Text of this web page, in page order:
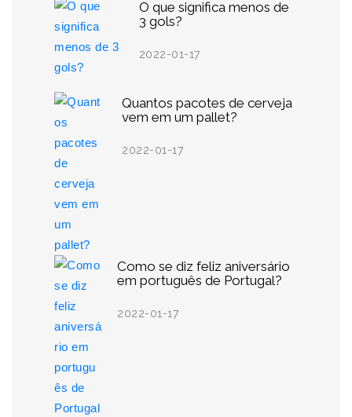
O que significa menos de
3 gols?
2022-01-17
Quantos pacotes de cerveja
vem em um pallet?
2022-01-17
Como se diz feliz aniversário
em português de Portugal?
2022-01-17